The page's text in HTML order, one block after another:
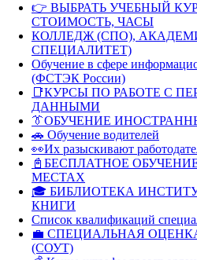
👉 ВЫБРАТЬ УЧЕБНЫЙ
СТОИМОСТЬ, ЧАСЫ
КОЛЛЕДЖ (СПО),
СПЕЦИАЛИТЕТ)
Обучение в сфере
(ФСТЭК России)
📑КУРСЫ ПО РАБОТЕ С
ДАННЫМИ
👔ОБУЧЕНИЕ
🚗 Обучение водителей
👀Их разыскивают
📓БЕСПЛАТНОЕ
МЕСТАХ
🎓 БИБЛИОТЕКА
КНИГИ
Список квалификаций
💼 СПЕЦИАЛЬНАЯ
(СОУТ)